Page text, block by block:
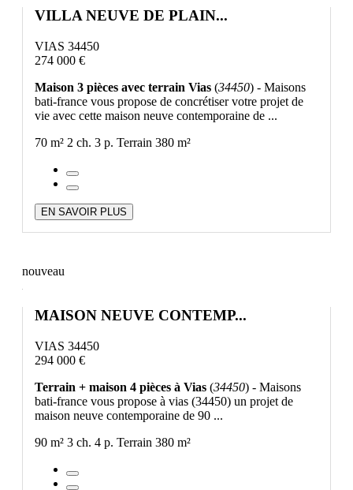
VILLA NEUVE DE PLAIN...
VIAS 34450
274 000 €
Maison 3 pièces avec terrain Vias (34450) - Maisons
bati-france vous propose de concrétiser votre projet de
vie avec cette maison neuve contemporaine de ...
70 m² 2 ch. 3 p. Terrain 380 m²
EN SAVOIR PLUS
nouveau
MAISON NEUVE CONTEMP...
VIAS 34450
294 000 €
Terrain + maison 4 pièces à Vias (34450) - Maisons
bati-france vous propose à vias (34450) un projet de
maison neuve contemporaine de 90 ...
90 m² 3 ch. 4 p. Terrain 380 m²